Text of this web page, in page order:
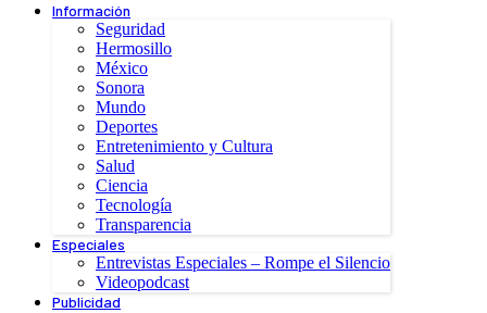
Información
Seguridad
Hermosillo
México
Sonora
Mundo
Deportes
Entretenimiento y Cultura
Salud
Ciencia
Tecnología
Transparencia
Especiales
Entrevistas Especiales – Rompe el Silencio
Videopodcast
Publicidad